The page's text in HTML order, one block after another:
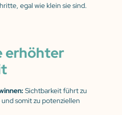
egal wie klein sie sind.
erhöhter
Sichtbarkeit führt zu
und somit zu potenziellen